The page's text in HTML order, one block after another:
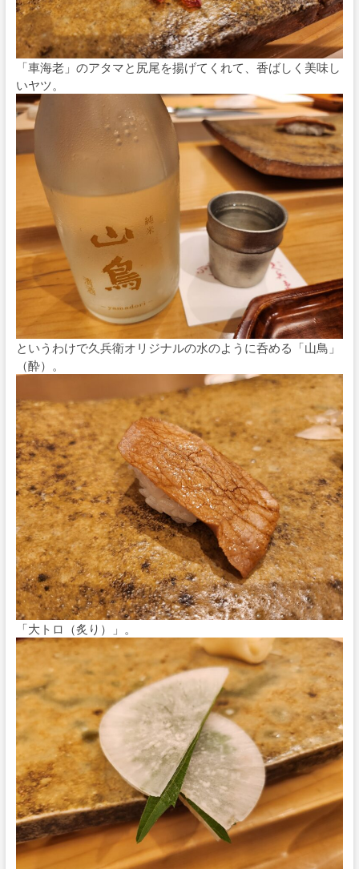
「車海老」のアタマと尻尾を揚げてくれて、香ばしく美味し
いヤツ。
というわけで久兵衛オリジナルの水のように呑める「山鳥」
（酔）。
「大トロ（炙り）」。